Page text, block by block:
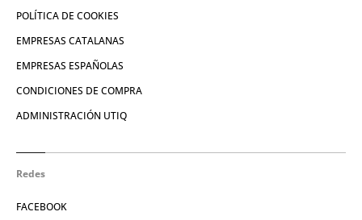
POLÍTICA DE COOKIES
EMPRESAS CATALANAS
EMPRESAS ESPAÑOLAS
CONDICIONES DE COMPRA
ADMINISTRACIÓN UTIQ
Redes
FACEBOOK